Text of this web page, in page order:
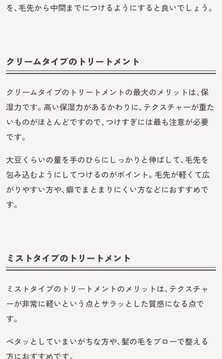
を、毛先から中間までにつけるようにすると良いでしょう。
クリームタイプのトリートメント
クリームタイプのトリートメントの最大のメリットは、保
湿力です。高い保湿力があるかわりに、テクスチャーが重た
いものがほとんどですので、つけすぎには最も注意が必要
です。
大豆くらいの量を手のひらにしっかりと伸ばして、毛先を
包み込むようにしてつけるのがポイント。毛先が軽くて広
がりやすい方や、癖でまとまりにくい方などにおすすめで
す。
ミストタイプのトリートメント
ミストタイプのトリートメントのメリットは、テクスチャ
ーが非常に軽いという点とサラッとした質感になる点で
す。
ペタッとしていまいがちな方や、髪の毛をブローで整える
方におすすめです。